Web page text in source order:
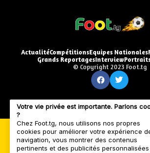
ActualitéCompétitionsEquipes Nationales
Grands ReportagesInterview
© Copyright 2023 Foot.tg
Votre vie privée est importante. Parlons
?
Chez Foot.tg, nous utilisons nos propres
cookies pour améliorer votre expérience
navigation, vous montrer des contenus
pertinents et des publicités personnalisées